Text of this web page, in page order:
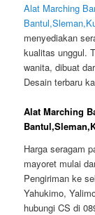
Alat Marching
menyediakan
kualitas unggul.
wanita, dibuat
Desain terbaru
Alat Marching
Harga seragam
mayoret mulai
Pengiriman ke
Yahukimo,
hubungi CS di